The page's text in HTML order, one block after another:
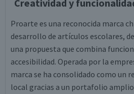
Creatividad y
Proarte es una reconocida marca
desarrollo de artículos escolares,
una propuesta que combina
accesibilidad. Operada por la
marca se ha consolidado como un
local gracias a un portafolio